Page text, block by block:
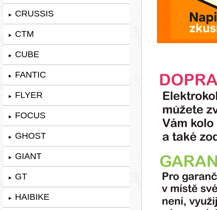
► CRUSSIS
► CTM
► CUBE
► FANTIC
► FLYER
► FOCUS
► GHOST
► GIANT
► GT
► HAIBIKE